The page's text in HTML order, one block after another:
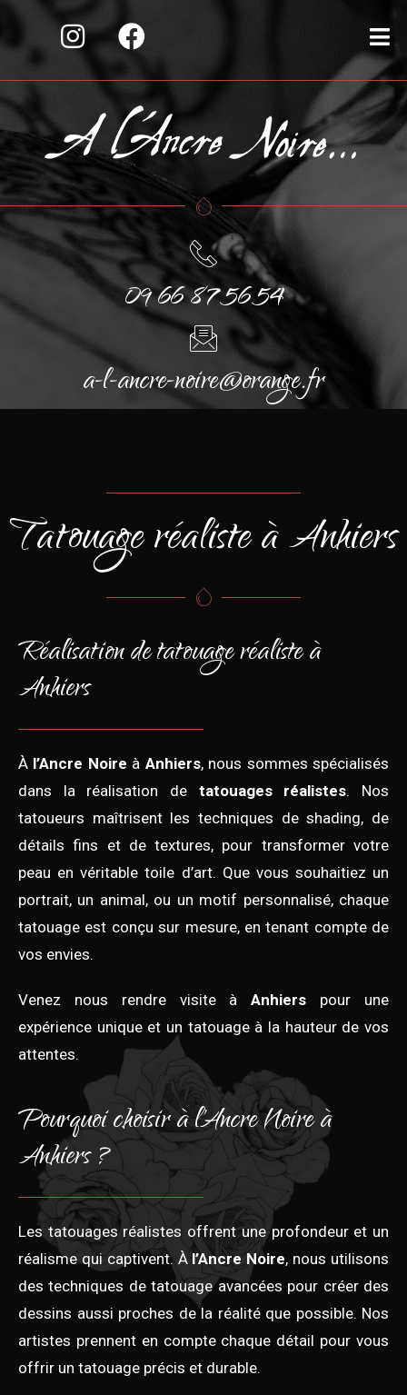
09 66 87 56 54
a-l-ancre-noire@orange.fr
Tatouage réaliste à Anhiers
Réalisation de tatouage réaliste à
Anhiers
À l’Ancre Noire à Anhiers, nous sommes spécialisés
dans la réalisation de tatouages réalistes. Nos
tatoueurs maîtrisent les techniques de shading, de
détails fins et de textures, pour transformer votre
peau en véritable toile d’art. Que vous souhaitiez un
portrait, un animal, ou un motif personnalisé, chaque
tatouage est conçu sur mesure, en tenant compte de
vos envies.
Venez nous rendre visite àAnhiers pour une
expérience unique et un tatouage à la hauteur de vos
attentes.
Pourquoi choisir à l'Ancre Noire à
Anhiers ?
Les tatouages réalistes offrent une profondeur et un
réalisme qui captivent. À l’Ancre Noire, nous utilisons
des techniques de tatouage avancées pour créer des
dessins aussi proches de la réalité que possible. Nos
artistes prennent en compte chaque détail pour vous
offrir un tatouage précis et durable.